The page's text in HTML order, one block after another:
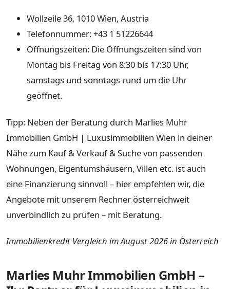
Wollzeile 36, 1010 Wien, Austria
Telefonnummer: +43 1 51226644
Öffnungszeiten: Die Öffnungszeiten sind von
Montag bis Freitag von 8:30 bis 17:30 Uhr,
samstags und sonntags rund um die Uhr
geöffnet.
Tipp: Neben der Beratung durch Marlies Muhr
Immobilien GmbH | Luxusimmobilien Wien in deiner
Nähe zum Kauf & Verkauf & Suche von passenden
Wohnungen, Eigentumshäusern, Villen etc. ist auch
eine Finanzierung sinnvoll – hier empfehlen wir, die
Angebote mit unserem Rechner österreichweit
unverbindlich zu prüfen – mit Beratung.
Immobilienkredit Vergleich im August 2026 in Österreich
Marlies Muhr Immobilien GmbH –